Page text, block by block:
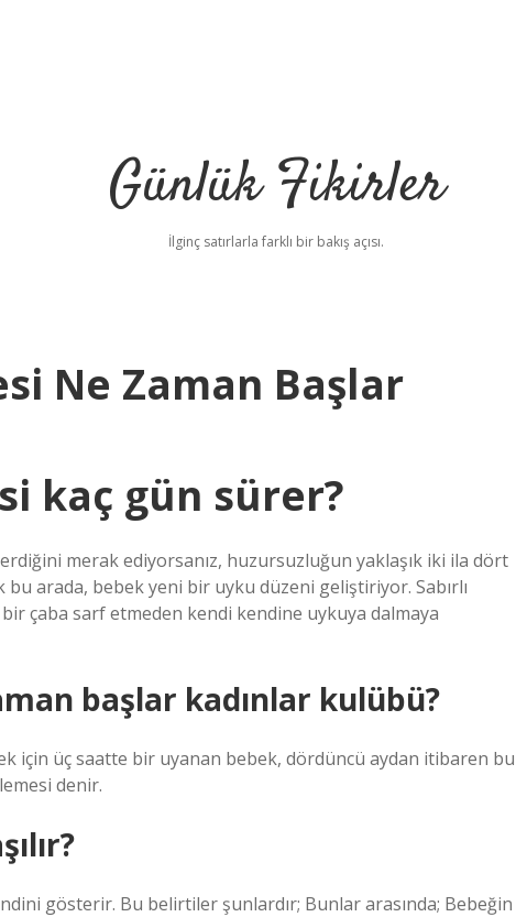
Günlük Fikirler
İlginç satırlarla farklı bir bakış açısı.
Ne Zaman Başlar
kaç gün sürer?
merak ediyorsanız, huzursuzluğun yaklaşık iki ila dört
arada, bebek yeni bir uyku düzeni geliştiriyor. Sabırlı
çaba sarf etmeden kendi kendine uykuya dalmaya
başlar kadınlar kulübü?
için üç saatte bir uyanan bebek, dördüncü aydan itibaren bu
denir.
gösterir. Bu belirtiler şunlardır; Bunlar arasında; Bebeğin